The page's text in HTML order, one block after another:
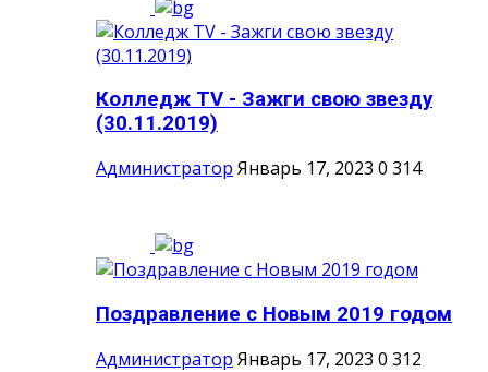
Колледж TV - Зажги свою звезду
(30.11.2019)
Администратор Январь 17, 2023 0 314
Поздравление с Новым 2019 годом
Администратор Январь 17, 2023 0 312